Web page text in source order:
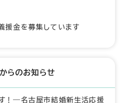
援金を募集しています
らのお知らせ
！―名古屋市結婚新生活応援